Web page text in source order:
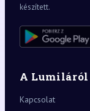
készített.
A Lumiláról
Kapcsolat